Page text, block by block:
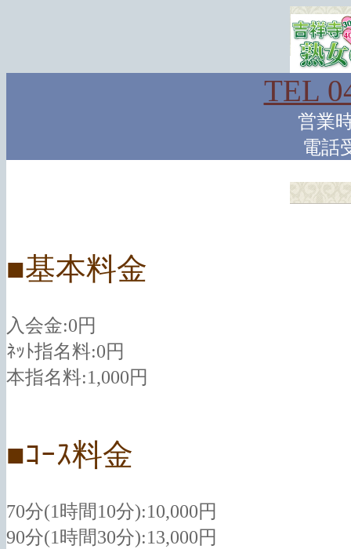
TEL
営業
電話
■基本料金
入会金:0円
ﾈｯﾄ指名料:0円
本指名料:1,000円
■ｺｰｽ料金
70分(1時間10分):10,000円
90分(1時間30分):13,000円